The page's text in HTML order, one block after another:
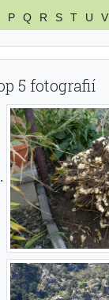
P
Q R S T U V
5 fotografií